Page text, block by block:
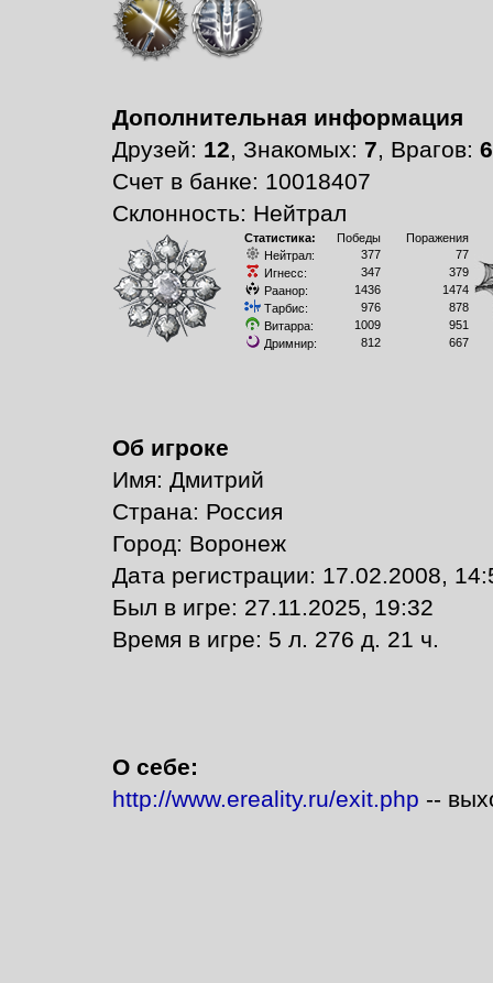
Дополнительная информация
Друзей: 12, Знакомых: 7, Врагов: 6
Счет в банке: 10018407
Склонность: Нейтрал
Статистика: Победы
Поражения
Нейтрал:
377
77
Игнесс:
347
379
Раанор:
1436
1474
Тарбис:
976
878
Витарра:
1009
951
Дримнир:
812 667
Об игроке
Имя: Дмитрий
Страна: Россия
Город: Воронеж
Дата регистрации: 17.02.2008,
Был в игре: 27.11.2025, 19:32
Время в игре: 5 л. 276 д. 21 ч.
О себе:
http://www.ereality.ru/exit.php --